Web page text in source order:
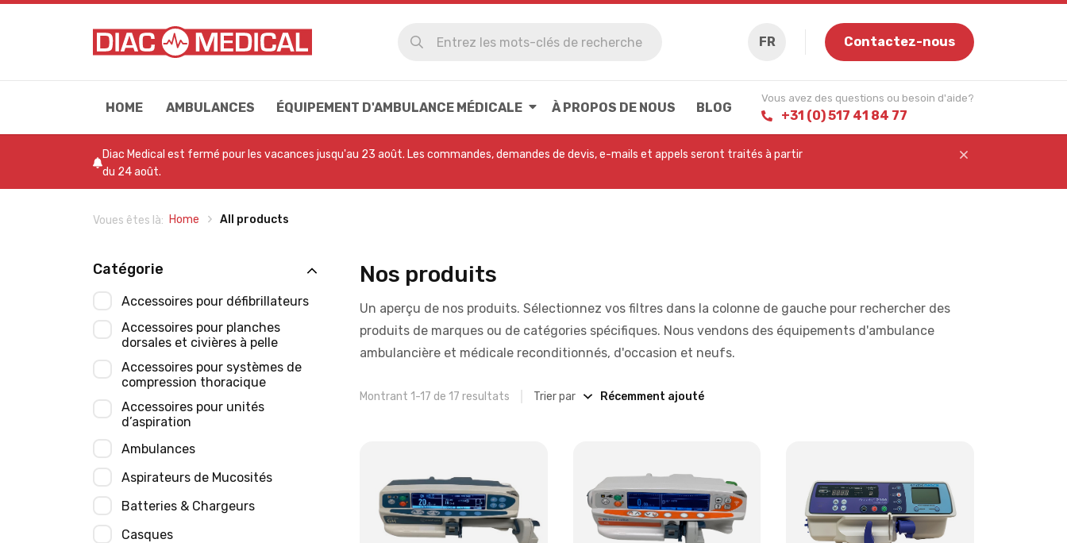
FR Contactez-nous
HOME AMBULANCES ÉQUIPEMENT D'AMBULANCE MÉDICALE À PROPOS DE NOUS BLOG
Vous avez des questions ou besoin d'aide?
+31 (0) 517 41 84 77
Diac Medical est fermé pour les vacances jusqu'au 23 août. Les commandes, demandes de devis, e-mails et appels seront traités à partir
du 24 août.
Voues êtes là: Home All products
Catégorie
Accessoires pour défibrillateurs
Accessoires pour planches
dorsales et civières à pelle
Accessoires pour systèmes de
compression thoracique
Accessoires pour unités
d’aspiration
Ambulances
Aspirateurs de Mucosités
Batteries & Chargeurs
Casques
Nos produits
Un aperçu de nos produits. Sélectionnez vos filtres dans la colonne de gauche pour rechercher des
produits de marques ou de catégories spécifiques. Nous vendons des équipements d'ambulance
ambulancière et médicale reconditionnés, d'occasion et neufs.
Montrant 1-17 de 17 resultats Trier par